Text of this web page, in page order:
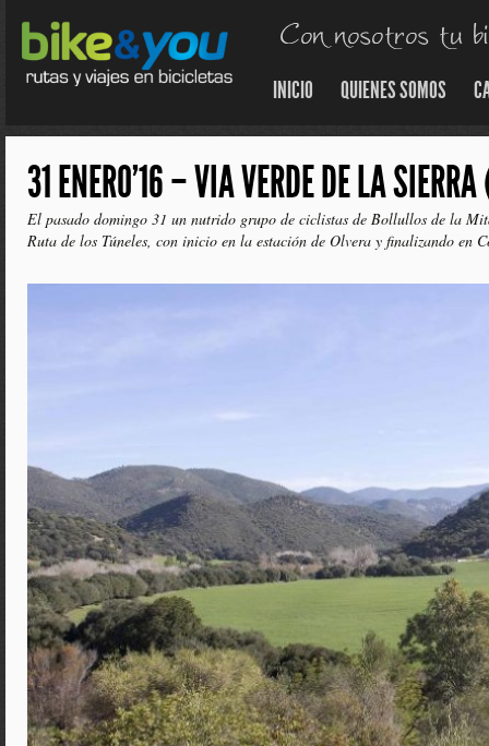
INICIO QUIENES SOMOS
31 ENERO’16 – VIA VERDE DE LA
El pasado domingo 31 un nutrido grupo de ciclistas de Bollullos de la
Ruta de los Túneles, con inicio en la estación de Olvera y finalizando en